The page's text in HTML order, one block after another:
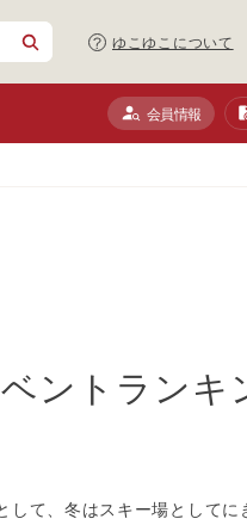
ゆこゆこについて
会員情報
ントランキ
て、冬はスキー場としてに